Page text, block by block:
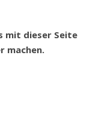
mit dieser Seite
machen.